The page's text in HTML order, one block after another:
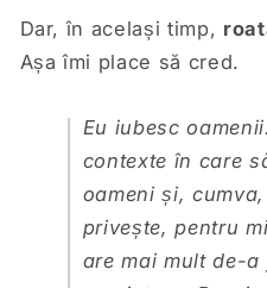
Dar, în același timp,
Așa îmi place să cred.
Eu iubesc
contexte în care
oameni și,
privește, pentru
are mai mult de-